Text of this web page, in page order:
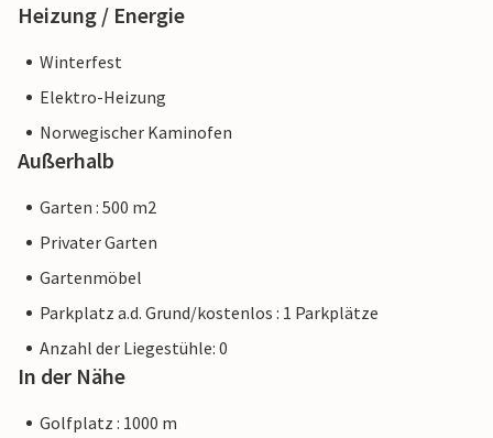
Heizung / Energie
Winterfest
Elektro-Heizung
Norwegischer Kaminofen
Außerhalb
Garten : 500 m2
Privater Garten
Gartenmöbel
Parkplatz a.d. Grund/kostenlos : 1 Parkplätze
Anzahl der Liegestühle: 0
In der Nähe
Golfplatz : 1000 m